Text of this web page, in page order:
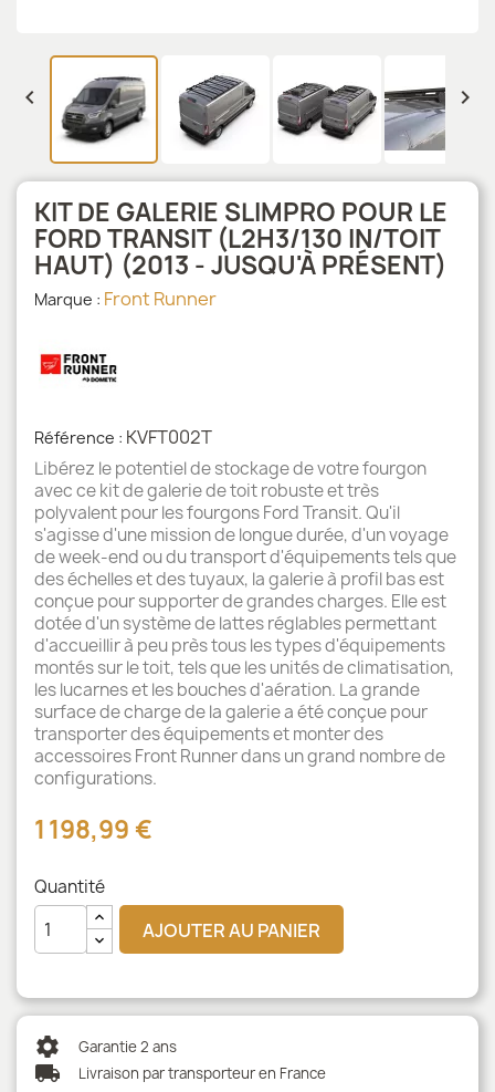
 
KIT DE GALERIE SLIMPRO POUR LE
FORD TRANSIT (L2H3/130 IN/TOIT
HAUT) (2013 - JUSQU'À PRÉSENT)
Marque : Front Runner
Référence : KVFT002T
Libérez le potentiel de stockage de votre fourgon
avec ce kit de galerie de toit robuste et très
polyvalent pour les fourgons Ford Transit. Qu'il
s'agisse d'une mission de longue durée, d'un voyage
de week-end ou du transport d'équipements tels que
des échelles et des tuyaux, la galerie à profil bas est
conçue pour supporter de grandes charges. Elle est
dotée d'un système de lattes réglables permettant
d'accueillir à peu près tous les types d'équipements
montés sur le toit, tels que les unités de climatisation,
les lucarnes et les bouches d'aération. La grande
surface de charge de la galerie a été conçue pour
transporter des équipements et monter des
accessoires Front Runner dans un grand nombre de
configurations.
1 198,99 €
Quantité
AJOUTER AU PANIER
settings Garantie 2 ans
local_shipping Livraison par transporteur en France